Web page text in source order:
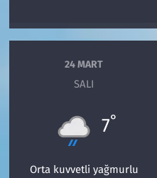
24 MART
SALI
7°
Orta kuvvetli yağmurlu